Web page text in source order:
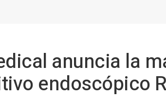
anuncia la
endoscópico